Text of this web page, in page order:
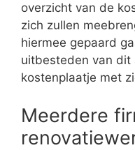
overzicht van de
zich zullen
hiermee gepaard
uitbesteden van dit
kostenplaatje met
Meerdere